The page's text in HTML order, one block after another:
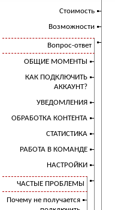
Стоимость
Возможности
Вопрос-ответ
ОБЩИЕ МОМЕНТЫ
КАК ПОДКЛЮЧИТЬ
АККАУНТ?
УВЕДОМЛЕНИЯ
ОБРАБОТКА КОНТЕНТА
СТАТИСТИКА
РАБОТА В КОМАНДЕ
НАСТРОЙКИ
ЧАСТЫЕ ПРОБЛЕМЫ
Почему не получается